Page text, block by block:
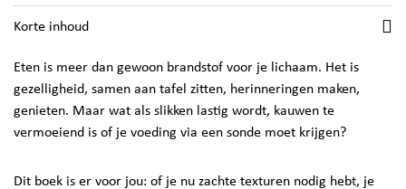
Korte inhoud
Eten is meer dan gewoon brandstof voor je lichaam. Het is
gezelligheid, samen aan tafel zitten, herinneringen maken,
genieten. Maar wat als slikken lastig wordt, kauwen te
vermoeiend is of je voeding via een sonde moet krijgen?
Dit boek is er voor jou: of je nu zachte texturen nodig hebt, je